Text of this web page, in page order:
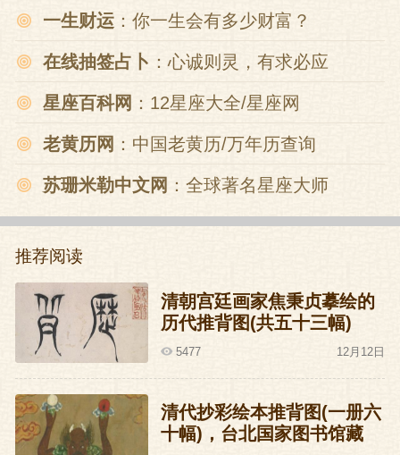
一生财运 ：你一生会有多少财富？
在线抽签占卜 ：心诚则灵，有求必应
星座百科网 ：12星座大全/星座网
老黄历网 ：中国老黄历/万年历查询
苏珊米勒中文网 ：全球著名星座大师
推荐阅读
清朝宫廷画家焦秉贞摹绘的
历代推背图(共五十三幅)
5477 12月12日
清代抄彩绘本推背图(一册六
十幅)，台北国家图书馆藏